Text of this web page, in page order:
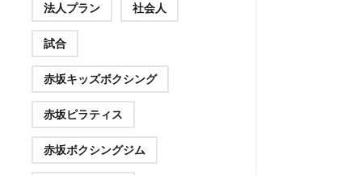
法人プラン 社会人
試合
赤坂キッズボクシング
赤坂ピラティス
赤坂ボクシングジム